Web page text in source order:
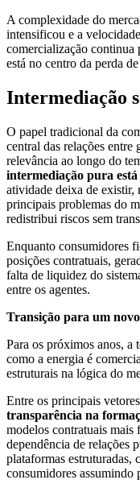
A complexidade do
intensificou e a
comercialização continua
está no centro da perda
Intermediação
O papel tradicional da
central das relações entre
relevância ao longo do
intermediação pura está
atividade deixa de existir,
principais problemas do
redistribui riscos sem
Enquanto consumidores
posições contratuais,
falta de liquidez do
entre os agentes.
Transição para um
Para os próximos anos, a
como a energia é
estruturais na lógica do
Entre os principais
transparência na
modelos contratuais mais
dependência de relações
plataformas estruturadas,
consumidores assumindo